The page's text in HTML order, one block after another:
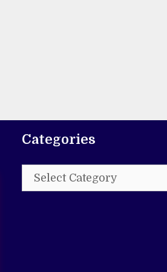
Categories
Categories